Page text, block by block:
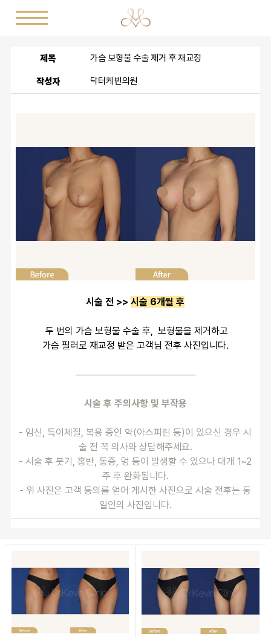
제목 가슴 보형물 수술 제거 후 재교정
작성자 닥터케빈의원
시술 전 >> 시술 6개월 후
두 번의 가슴 보형물 수술 후,  보형물을 제거하고
가슴 필러로 재교정 받은 고객님 전후 사진입니다.
──────────────────
시술 후 주의사항 및 부작용
- 임신, 특이체질, 복용 중인 약(아스피린 등)이 있으신 경우 시
술 전 꼭 의사와 상담해주세요.
- 시술 후 붓기, 홍반, 통증, 멍 등이 발생할 수 있으나 대개 1~2
주 후 완화됩니다.
- 위 사진은 고객 동의를 얻어 게시한 사진으로 시술 전후는 동
일인의 사진입니다.